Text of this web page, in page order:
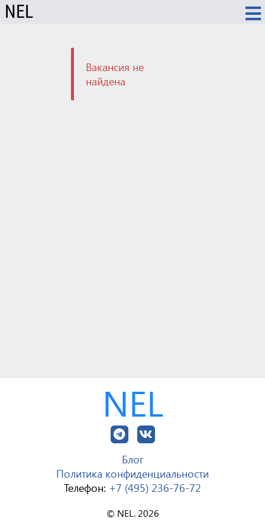
NEL
Вакансия не
найдена
NEL
Блог
Политика конфиденциальности
Телефон: +7 (495) 236-76-72
© NEL. 2026